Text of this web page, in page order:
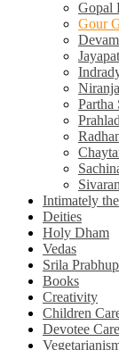
Gopal
Gour
Partha
Intimately
Deities
Holy Dham
Vedas
Srila
Books
Creativity
Children
Devotee Care